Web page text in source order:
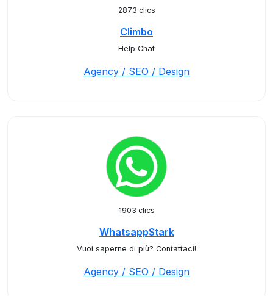
2873 clics
Climbo
Help Chat
Agency / SEO / Design
1903 clics
WhatsappStark
Vuoi saperne di più? Contattaci!
Agency / SEO / Design